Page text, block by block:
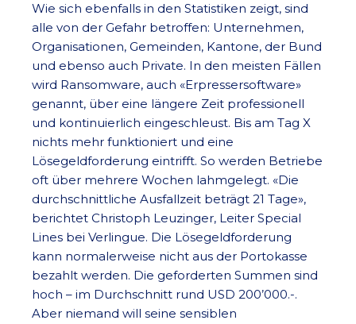
Wie sich ebenfalls in den Statistiken zeigt, sind
alle von der Gefahr betroffen: Unternehmen,
Organisationen, Gemeinden, Kantone, der Bund
und ebenso auch Private. In den meisten Fällen
wird Ransomware, auch «Erpressersoftware»
genannt, über eine längere Zeit professionell
und kontinuierlich eingeschleust. Bis am Tag X
nichts mehr funktioniert und eine
Lösegeldforderung eintrifft. So werden Betriebe
oft über mehrere Wochen lahmgelegt. «Die
durchschnittliche Ausfallzeit beträgt 21 Tage»,
berichtet Christoph Leuzinger, Leiter Special
Lines bei Verlingue. Die Lösegeldforderung
kann normalerweise nicht aus der Portokasse
bezahlt werden. Die geforderten Summen sind
hoch – im Durchschnitt rund USD 200’000.-.
Aber niemand will seine sensiblen